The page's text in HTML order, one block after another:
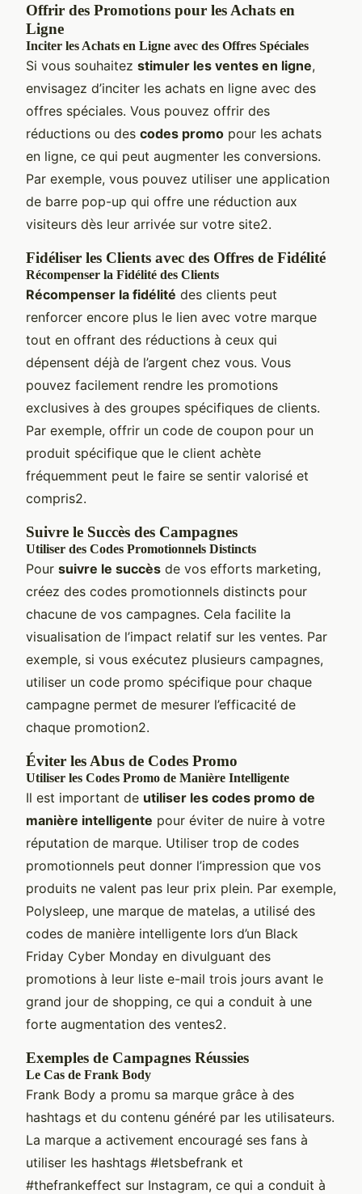
Offrir des Promotions pour les Achats en
Ligne
Inciter les Achats en Ligne avec des Offres Spéciales
Si vous souhaitez stimuler les ventes en ligne,
envisagez d’inciter les achats en ligne avec des
offres spéciales. Vous pouvez offrir des
réductions ou des codes promo pour les achats
en ligne, ce qui peut augmenter les conversions.
Par exemple, vous pouvez utiliser une application
de barre pop-up qui offre une réduction aux
visiteurs dès leur arrivée sur votre site2.
Fidéliser les Clients avec des Offres de Fidélité
Récompenser la Fidélité des Clients
Récompenser la fidélité des clients peut
renforcer encore plus le lien avec votre marque
tout en offrant des réductions à ceux qui
dépensent déjà de l’argent chez vous. Vous
pouvez facilement rendre les promotions
exclusives à des groupes spécifiques de clients.
Par exemple, offrir un code de coupon pour un
produit spécifique que le client achète
fréquemment peut le faire se sentir valorisé et
compris2.
Suivre le Succès des Campagnes
Utiliser des Codes Promotionnels Distincts
Pour suivre le succès de vos efforts marketing,
créez des codes promotionnels distincts pour
chacune de vos campagnes. Cela facilite la
visualisation de l’impact relatif sur les ventes. Par
exemple, si vous exécutez plusieurs campagnes,
utiliser un code promo spécifique pour chaque
campagne permet de mesurer l’efficacité de
chaque promotion2.
Éviter les Abus de Codes Promo
Utiliser les Codes Promo de Manière Intelligente
Il est important de utiliser les codes promo de
manière intelligente pour éviter de nuire à votre
réputation de marque. Utiliser trop de codes
promotionnels peut donner l’impression que vos
produits ne valent pas leur prix plein. Par exemple,
Polysleep, une marque de matelas, a utilisé des
codes de manière intelligente lors d’un Black
Friday Cyber Monday en divulguant des
promotions à leur liste e-mail trois jours avant le
grand jour de shopping, ce qui a conduit à une
forte augmentation des ventes2.
Exemples de Campagnes Réussies
Le Cas de Frank Body
Frank Body a promu sa marque grâce à des
hashtags et du contenu généré par les utilisateurs.
La marque a activement encouragé ses fans à
utiliser les hashtags #letsbefrank et
#thefrankeffect sur Instagram, ce qui a conduit à